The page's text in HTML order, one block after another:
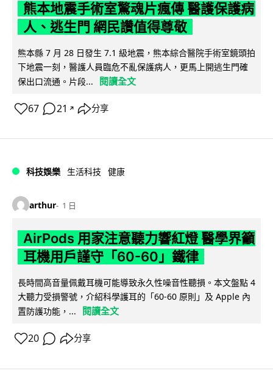
熊本地震手術室驚魂片瘋傳 醫護保護病
人、逃生門 網民讚值得尊敬
熊本縣 7 月 28 日發生 7.1 級地震，熊本綜合醫院手術室鏡頭拍
下地震一刻，醫護人員臨危不亂保護病人，更馬上開逃生門確
保出口流通。片段...
閱讀全文
67 21 ↗ 分享
科技娛樂 生活科技 健康
arthur 1 日
AirPods 用家注意聽力響紅燈 醫學界籲
耳機用戶謹守「60-60」鐵律
長時間高音量佩戴耳機可能導致永久性噪音性聽損。本文盤點 4
大聽力受損警號，介紹科學護耳的「60-60 原則」及 Apple 內
置防護功能，...
閱讀全文
20 分享